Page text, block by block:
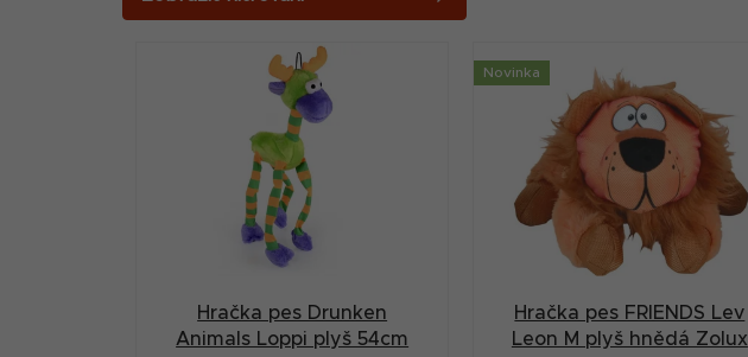
o
Hračka pes Drunken
Animals Loppi plyš 54cm
Novinka
Hračka pes FRIENDS Lev
Leon M plyš hnědá Zolux